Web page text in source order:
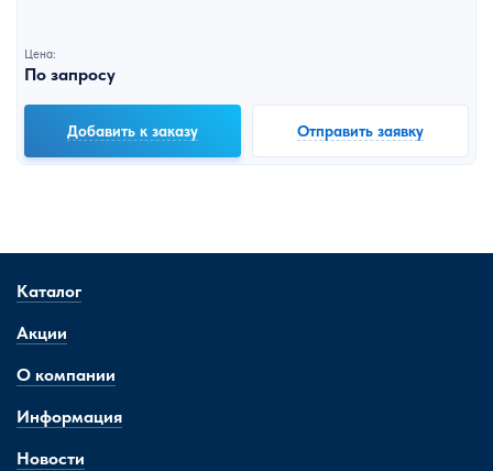
Цена:
По запросу
Добавить к заказу Отправить заявку
Каталог
Акции
О компании
Информация
Новости